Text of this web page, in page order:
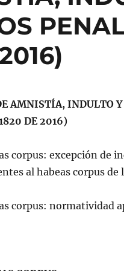
AMNISTÍA, INDULTO
DE 2016)
corpus: excepción de
al habeas corpus de
corpus: normatividad